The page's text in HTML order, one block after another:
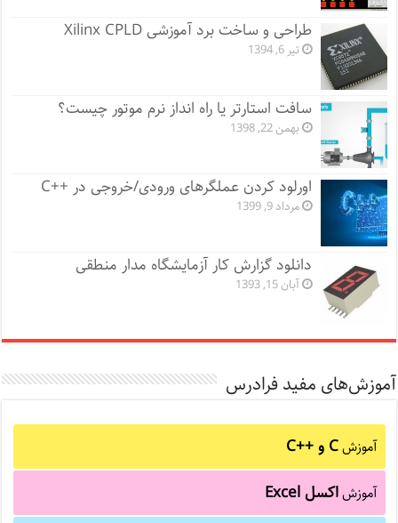
طراحی و ساخت برد آموزشی Xilinx CPLD
تیر 6, 1394
سافت استارتر یا راه انداز نرم موتور چیست؟
بهمن 22, 1398
اورلود کردن عملگرهای ورودی/خروجی در ++C
مرداد 9, 1399
دانلود گزارش کار آزمایشگاه مدار منطقی
آبان 15, 1393
آموزش‌های مفید فرادرس
آموزشC و C++‎
آموزشاکسل Excel